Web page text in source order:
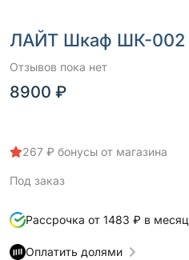
ЛАЙТ Шкаф ШК-002
Отзывов пока нет
8900 ₽
267 ₽ бонусы от магазина
Под заказ
Рассрочка от 1483 ₽ в месяц
Оплатить долями